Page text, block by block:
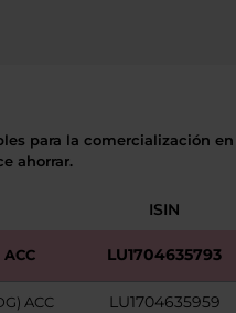
para la comercialización
ahorrar.
ISIN
LU1704635793
ACC LU1704635959